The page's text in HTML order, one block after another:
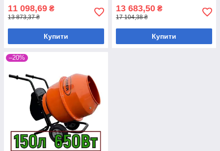
11 098,69 ₴
13 873,37 ₴
Купити
13 683,50 ₴
17 104,38 ₴
Купити
–20%